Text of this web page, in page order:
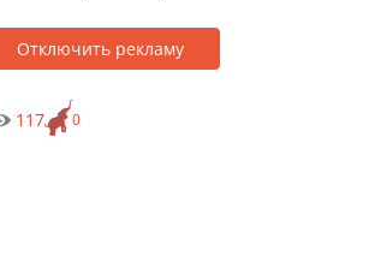
Отключить рекламу
0
117